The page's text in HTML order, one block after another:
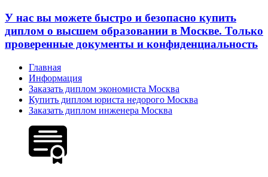
У нас вы можете быстро и безопасно купить
диплом о высшем образовании в Москве. Только
проверенные документы и конфиденциальность
Главная
Информация
Заказать диплом экономиста Москва
Купить диплом юриста недорого Москва
Заказать диплом инженера Москва